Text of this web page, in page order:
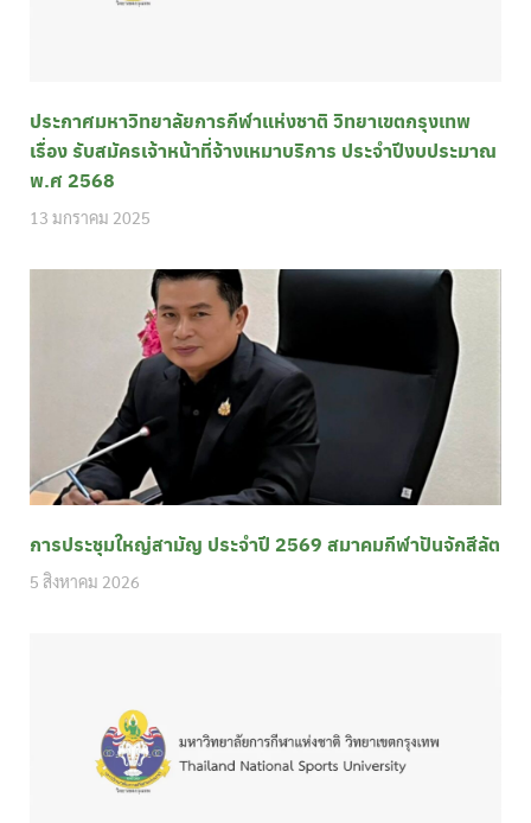
ประกาศมหาวิทยาลัยการกีฬาแห่งชาติ วิทยาเขตกรุงเทพ
เรื่อง รับสมัครเจ้าหน้าที่จ้างเหมาบริการ ประจำปีงบประมาณ
พ.ศ 2568
13 มกราคม 2025
การประชุมใหญ่สามัญ ประจำปี 2569 สมาคมกีฬาปันจักสีลัต
5 สิงหาคม 2026